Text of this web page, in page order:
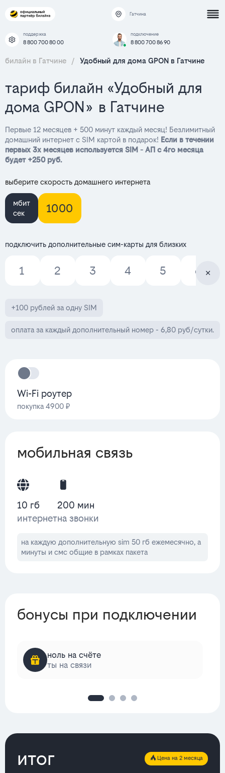
Гатчина
поддержка
8 800 700 80 00
подключение
8 800 700 86 90
билайн в Гатчине / Удобный для дома GPON в Гатчине
тариф билайн «Удобный для
дома GPON» в Гатчине
Первые 12 месяцев + 500 минут каждый месяц! Безлимитный
домашний интернет с SIM картой в подарок! Если в течении
первых 3х месяцев используется SIM - АП с 4го месяца
будет +250 руб.
выберите скорость домашнего интернета
мбит
сек
1000
подключить дополнительные сим-карты для близких
1 2 3 4 5 6
+100 рублей за одну SIM
оплата за каждый дополнительный номер - 6,80 руб/сутки.
Wi-Fi роутер
покупка 4900 ₽
мобильная связь
10 гб
интернет
200 мин
на звонки
на каждую дополнительную sim 50 гб ежемесячно, а
минуты и смс общие в рамках пакета
бонусы при подключении
ноль на счёте
ты на связи
итог Цена на 2 месяца